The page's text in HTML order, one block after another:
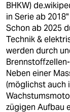
BHKW)
in Serie ab 2018"
Schon ab 2025
Technik &
werden durch
Neben einer
(möglichst auch
zügigen Aufbau